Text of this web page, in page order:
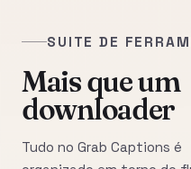
SUITE DE
Mais que um
downloader
Tudo no Grab Captions é